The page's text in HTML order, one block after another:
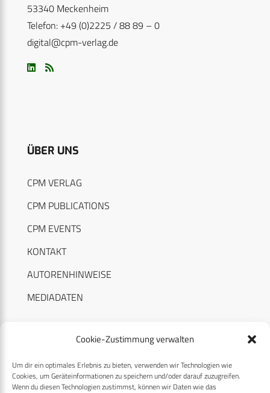
Cookie-Zustimmung verwalten
Um dir ein optimales Erlebnis zu bieten, verwenden wir Technologien wie
Cookies, um Geräteinformationen zu speichern und/oder darauf zuzugreifen.
Wenn du diesen Technologien zustimmst, können wir Daten wie das
53340 Meckenheim
Telefon: +49 (0)2225 / 88 89 – 0
digital@cpm-verlag.de
ÜBER UNS
CPM VERLAG
CPM PUBLICATIONS
CPM EVENTS
KONTAKT
AUTORENHINWEISE
MEDIADATEN
RECHTLICHES